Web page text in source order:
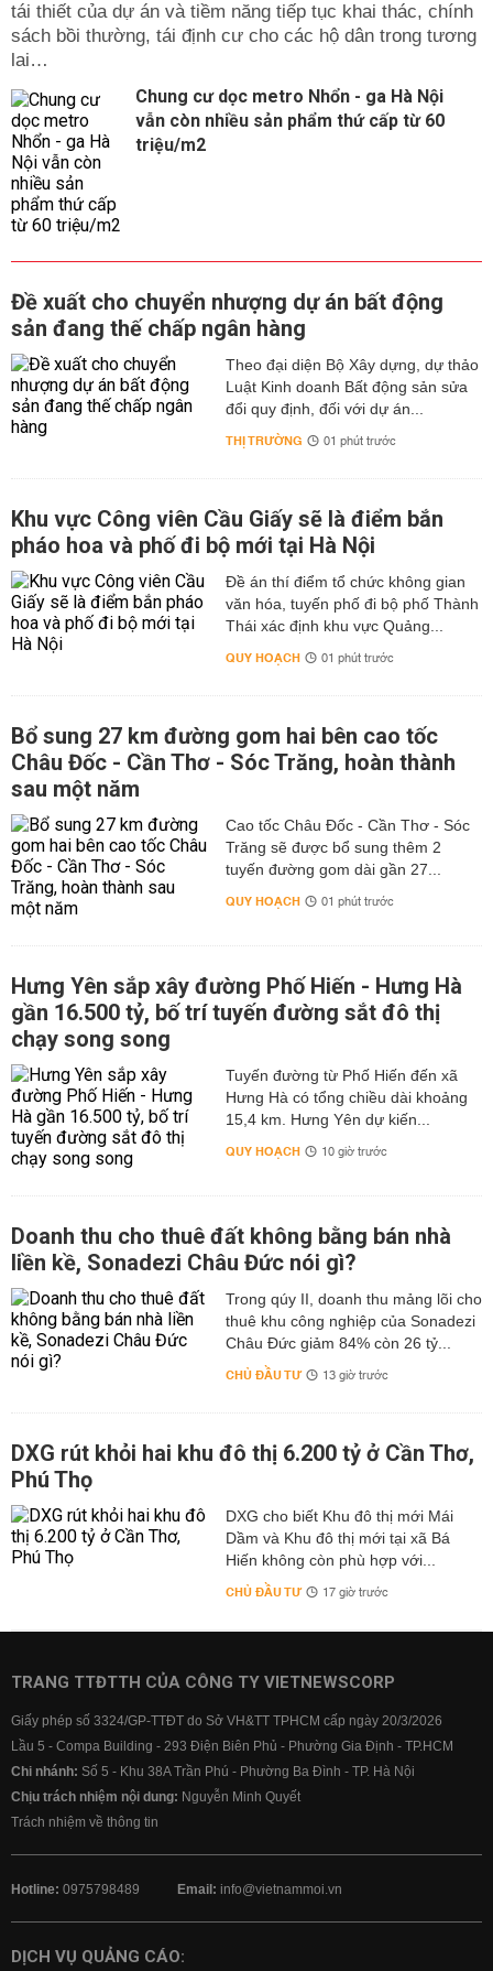
tái thiết của dự án và tiềm năng tiếp tục khai thác, chính
sách bồi thường, tái định cư cho các hộ dân trong tương
lai…
Chung cư dọc metro Nhổn - ga Hà Nội
vẫn còn nhiều sản phẩm thứ cấp từ 60
triệu/m2
Đề xuất cho chuyển nhượng dự án bất động
sản đang thế chấp ngân hàng
Theo đại diện Bộ Xây dựng, dự thảo
Luật Kinh doanh Bất động sản sửa
đổi quy định, đối với dự án...
THỊ TRƯỜNG 01 phút trước
Khu vực Công viên Cầu Giấy sẽ là điểm bắn
pháo hoa và phố đi bộ mới tại Hà Nội
Đề án thí điểm tổ chức không gian
văn hóa, tuyến phố đi bộ phố Thành
Thái xác định khu vực Quảng...
QUY HOẠCH 01 phút trước
Bổ sung 27 km đường gom hai bên cao tốc
Châu Đốc - Cần Thơ - Sóc Trăng, hoàn thành
sau một năm
Cao tốc Châu Đốc - Cần Thơ - Sóc
Trăng sẽ được bổ sung thêm 2
tuyến đường gom dài gần 27...
QUY HOẠCH 01 phút trước
Hưng Yên sắp xây đường Phố Hiến - Hưng Hà
gần 16.500 tỷ, bố trí tuyến đường sắt đô thị
chạy song song
Tuyến đường từ Phố Hiến đến xã
Hưng Hà có tổng chiều dài khoảng
15,4 km. Hưng Yên dự kiến...
QUY HOẠCH 10 giờ trước
Doanh thu cho thuê đất không bằng bán nhà
liền kề, Sonadezi Châu Đức nói gì?
Trong qúy II, doanh thu mảng lõi cho
thuê khu công nghiệp của Sonadezi
Châu Đức giảm 84% còn 26 tỷ...
CHỦ ĐẦU TƯ 13 giờ trước
DXG rút khỏi hai khu đô thị 6.200 tỷ ở Cần Thơ,
Phú Thọ
DXG cho biết Khu đô thị mới Mái
Dầm và Khu đô thị mới tại xã Bá
Hiến không còn phù hợp với...
CHỦ ĐẦU TƯ 17 giờ trước
TRANG TTĐTTH CỦA CÔNG TY VIETNEWSCORP
Giấy phép số 3324/GP-TTĐT do Sở VH&TT TPHCM cấp ngày 20/3/2026
Lầu 5 - Compa Building - 293 Điện Biên Phủ - Phường Gia Định - TP.HCM
Chi nhánh: Số 5 - Khu 38A Trần Phú - Phường Ba Đình - TP. Hà Nội
Chịu trách nhiệm nội dung: Nguyễn Minh Quyết
Trách nhiệm về thông tin
Hotline: 0975798489 Email: info@vietnammoi.vn
DỊCH VỤ QUẢNG CÁO: